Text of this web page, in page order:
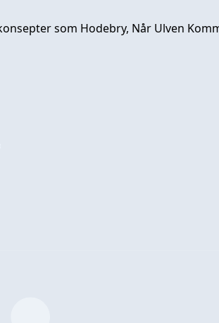
som Hodebry, Når Ulven